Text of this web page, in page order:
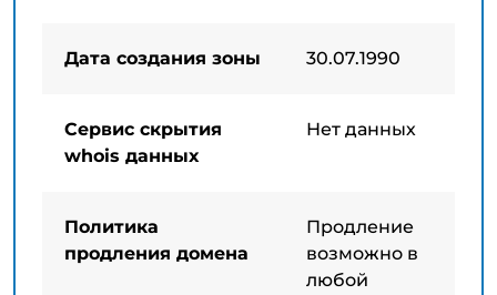
Дата создания зоны 30.07.1990
Сервис скрытия
whois данных
Нет данных
Политика
продления домена
Продление
возможно в
любой